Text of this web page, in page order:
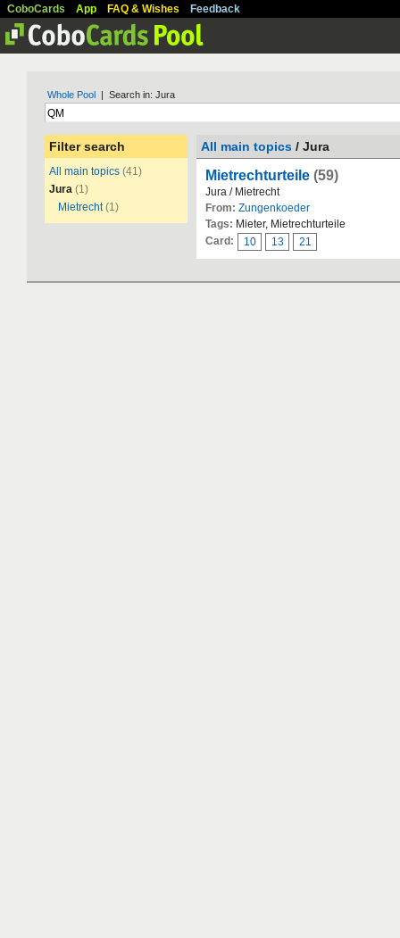
CoboCards App FAQ & Wishes Feedback
Whole Pool | Search in: Jura
Filter search
All main topics (41)
Jura (1)
Mietrecht (1)
All main topics / Jura
Mietrechturteile (59)
Jura / Mietrecht
From: Zungenkoeder
Tags: Mieter, Mietrechturteile
Card:
10 13 21